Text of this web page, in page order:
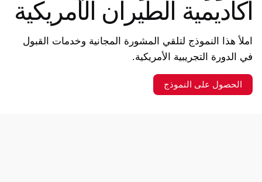
أكاديمية الطيران الأمريكية
املأ هذا النموذج لتلقي المشورة المجانية وخدمات القبول
في الدورة التجريبية الأمريكية.
الحصول على النموذج